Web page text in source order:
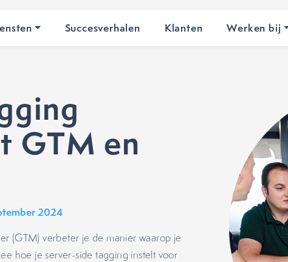
Succesverhalen Klanten Werken bij
GTM en
2024
(GTM) verbeter je de manier waarop je
hoe je server-side tagging instelt voor